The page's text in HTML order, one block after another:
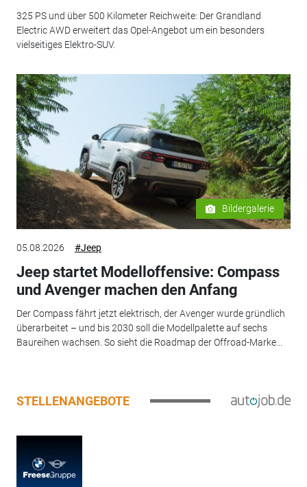
325 PS und über 500 Kilometer Reichweite: Der Grandland
Electric AWD erweitert das Opel-Angebot um ein besonders
vielseitiges Elektro-SUV.
Bildergalerie
05.08.2026 #Jeep
Jeep startet Modelloffensive: Compass
und Avenger machen den Anfang
Der Compass fährt jetzt elektrisch, der Avenger wurde gründlich
überarbeitet – und bis 2030 soll die Modellpalette auf sechs
Baureihen wachsen. So sieht die Roadmap der Offroad-Marke...
STELLENANGEBOTE